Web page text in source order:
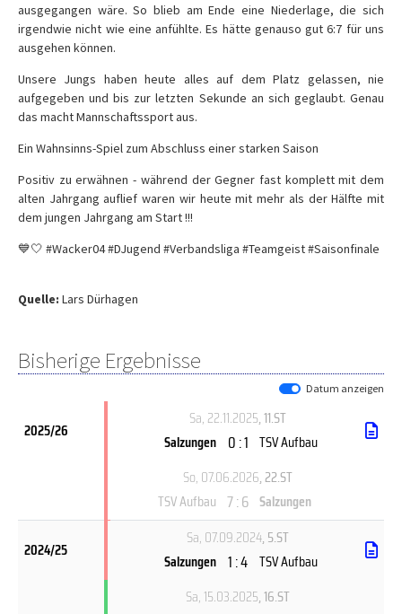
ausgegangen wäre. So blieb am Ende eine Niederlage, die sich
irgendwie nicht wie eine anfühlte. Es hätte genauso gut 6:7 für uns
ausgehen können.
Unsere Jungs haben heute alles auf dem Platz gelassen, nie
aufgegeben und bis zur letzten Sekunde an sich geglaubt. Genau
das macht Mannschaftssport aus.
Ein Wahnsinns-Spiel zum Abschluss einer starken Saison
Positiv zu erwähnen - während der Gegner fast komplett mit dem
alten Jahrgang auflief waren wir heute mit mehr als der Hälfte mit
dem jungen Jahrgang am Start !!!
💙🤍 #Wacker04 #DJugend #Verbandsliga #Teamgeist #Saisonfinale
Quelle: Lars Dürhagen
Bisherige Ergebnisse
Datum anzeigen
2025/26
Sa, 22.11.2025, 11.ST
Salzungen 0 : 1 TSV Aufbau
So, 07.06.2026, 22.ST
TSV Aufbau 7 : 6 Salzungen
2024/25
Sa, 07.09.2024, 5.ST
Salzungen 1 : 4 TSV Aufbau
Sa, 15.03.2025, 16.ST